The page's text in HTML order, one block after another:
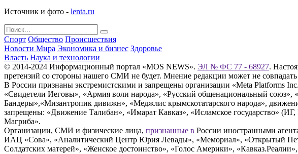
Источник и фото - lenta.ru
Спорт Общество Происшествия
Новости Мира Экономика и бизнес Здоровье
Власть Наука и технологии
© 2014-2024 Информационный портал «MOS NEWS». ЭЛ № ФС 77 - 68927.
претензий со стороны нашего СМИ не будет. Мнение редакции может не
В России признаны экстремистскими и запрещены организации «Meta Platforms
«Свидетели Иеговы», «Армия воли народа», «Русский общенациональный
Бандеры»,«Мизантропик дивижн», «Меджлис крымскотатарского народа»,
запрещены: «Движение Талибан», «Имарат Кавказ», «Исламское государство»
Магриба».
Организации, СМИ и физические лица, признанные в России иностранными
ИАЦ «Сова», «Аналитический Центр Юрия Левады», «Мемориал», «Открытый
Солдатских матерей», «Женское достоинство», «Голос Америки»,